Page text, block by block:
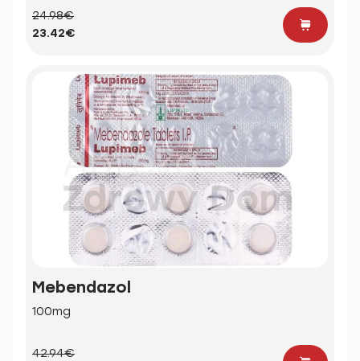
24.98€
23.42€
Mebendazol
100mg
42.94€